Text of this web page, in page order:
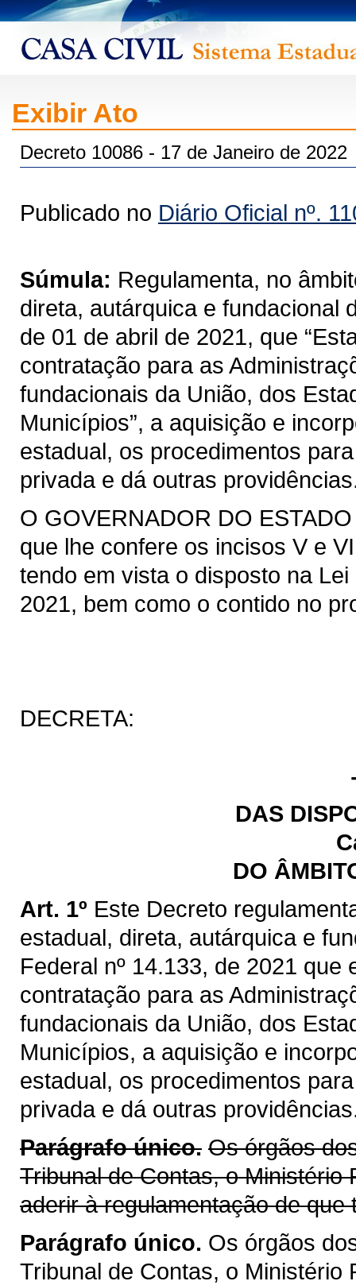
Exibir Ato
Decreto 10086 - 17 de Janeiro de 2022
Publicado no Diário Oficial nº.
Súmula: Regulamenta, no
direta, autárquica e fundacional
de 01 de abril de 2021, que
contratação para as
fundacionais da União, dos
Municípios”, a aquisição e
estadual, os procedimentos
privada e dá outras
O GOVERNADOR DO
que lhe confere os incisos V e
tendo em vista o disposto na
2021, bem como o contido no
DECRETA:
DAS
DO
Art. 1º Este Decreto
estadual, direta, autárquica e
Federal nº 14.133, de 2021
contratação para as
fundacionais da União, dos
Municípios, a aquisição e
estadual, os procedimentos
privada e dá outras
Parágrafo único. Os órgãos
Tribunal de Contas, o Ministério
aderir à regulamentação de que
Parágrafo único. Os órgãos
Tribunal de Contas, o Ministério